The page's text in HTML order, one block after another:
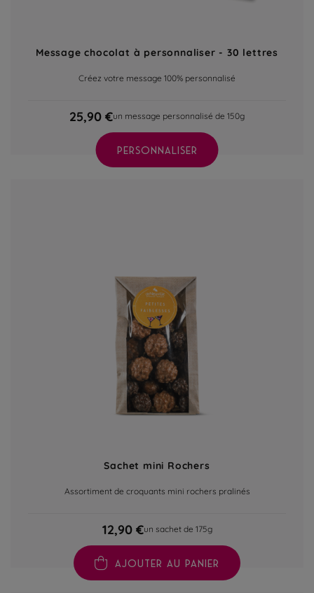
Message chocolat à personnaliser - 30 lettres
Créez votre message 100% personnalisé
25,90 €un message personnalisé de 150g
PERSONNALISER
Sachet mini Rochers
Assortiment de croquants mini rochers pralinés
12,90 €un sachet de 175g
AJOUTER AU PANIER